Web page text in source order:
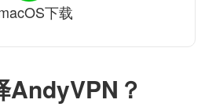
AndyVPN？
下载